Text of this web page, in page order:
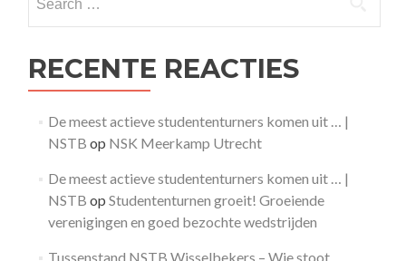
for:
RECENTE REACTIES
De meest actieve studententurners komen uit … |
NSTB op NSK Meerkamp Utrecht
De meest actieve studententurners komen uit … |
NSTB op Studententurnen groeit! Groeiende
verenigingen en goed bezochte wedstrijden
Tussenstand NSTB Wisselbekers – Wie stoot